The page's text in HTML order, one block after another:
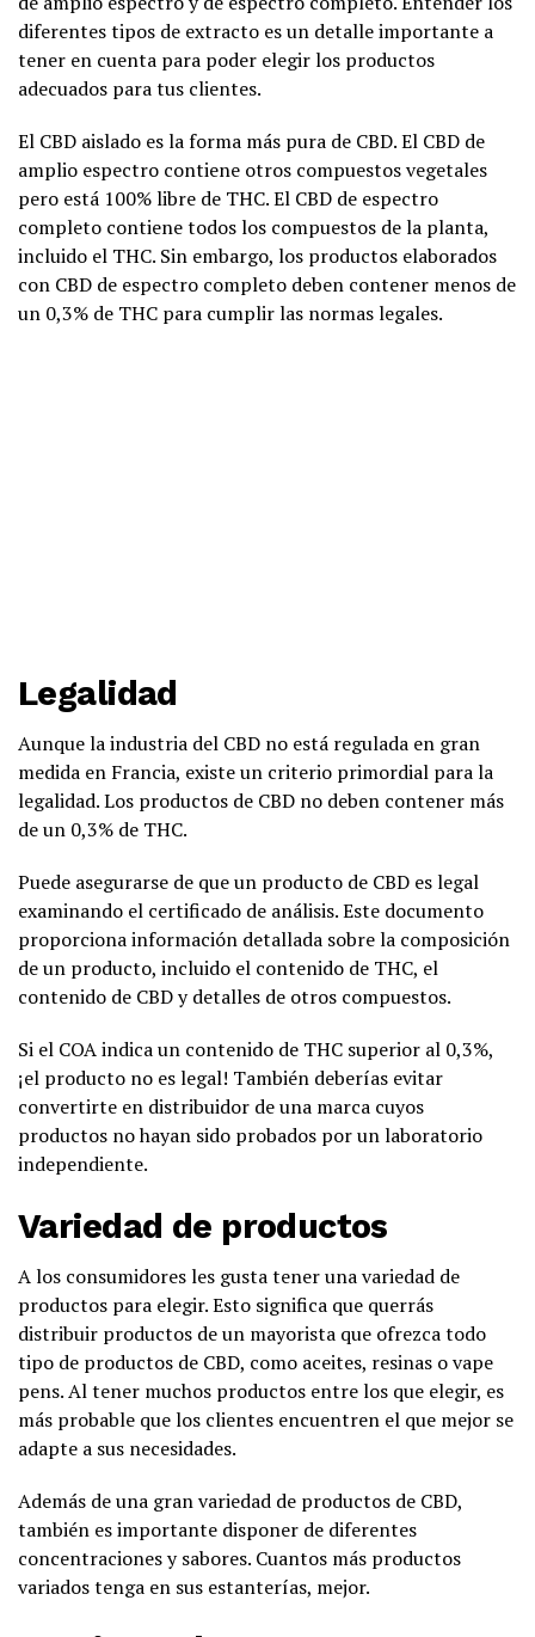
diferentes tipos de extracto es un detalle importante a
tener en cuenta para poder elegir los productos
adecuados para tus clientes.
El CBD aislado es la forma más pura de CBD. El CBD de
amplio espectro contiene otros compuestos vegetales
pero está 100% libre de THC. El CBD de espectro
completo contiene todos los compuestos de la planta,
incluido el THC. Sin embargo, los productos elaborados
con CBD de espectro completo deben contener menos de
un 0,3% de THC para cumplir las normas legales.
Legalidad
Aunque la industria del CBD no está regulada en gran
medida en Francia, existe un criterio primordial para la
legalidad. Los productos de CBD no deben contener más
de un 0,3% de THC.
Puede asegurarse de que un producto de CBD es legal
examinando el certificado de análisis. Este documento
proporciona información detallada sobre la composición
de un producto, incluido el contenido de THC, el
contenido de CBD y detalles de otros compuestos.
Si el COA indica un contenido de THC superior al 0,3%,
¡el producto no es legal! También deberías evitar
convertirte en distribuidor de una marca cuyos
productos no hayan sido probados por un laboratorio
independiente.
Variedad de productos
A los consumidores les gusta tener una variedad de
productos para elegir. Esto significa que querrás
distribuir productos de un mayorista que ofrezca todo
tipo de productos de CBD, como aceites, resinas o vape
pens. Al tener muchos productos entre los que elegir, es
más probable que los clientes encuentren el que mejor se
adapte a sus necesidades.
Además de una gran variedad de productos de CBD,
también es importante disponer de diferentes
concentraciones y sabores. Cuantos más productos
variados tenga en sus estanterías, mejor.